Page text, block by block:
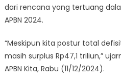
dari rencana yang tertuang
APBN 2024.
“Meskipun kita postur total
masih surplus Rp47,1 triliun,”
APBN Kita, Rabu (11/12/2024).